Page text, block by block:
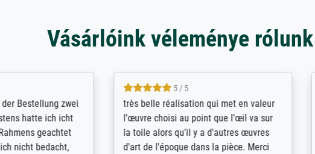
Vásárlóink véleménye rólunk
Excellent / Highly recommended. The
selection, ordering and payment process
were easy, shipping was efficient and
the item itself exceeds expectations. I
The team at Meisterdrucke
meet its clients demands,
expert advice on how to
results for the prints